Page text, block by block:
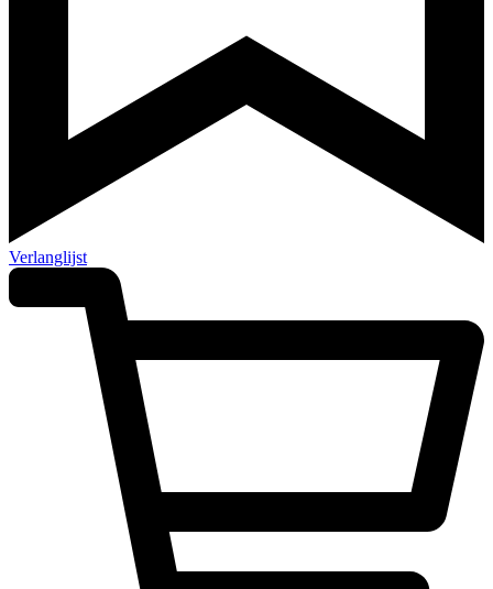
Verlanglijst